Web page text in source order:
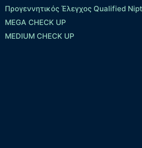
Προγεννητικός Έλεγχος Qualified
MEGA CHECK UP
MEDIUM CHECK UP